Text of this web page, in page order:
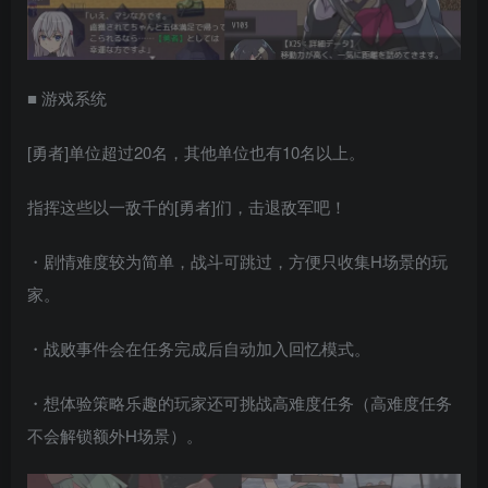
■ 游戏系统
[勇者]单位超过20名，其他单位也有10名以上。
指挥这些以一敌千的[勇者]们，击退敌军吧！
・剧情难度较为简单，战斗可跳过，方便只收集H场景的玩
家。
・战败事件会在任务完成后自动加入回忆模式。
・想体验策略乐趣的玩家还可挑战高难度任务（高难度任务
不会解锁额外H场景）。